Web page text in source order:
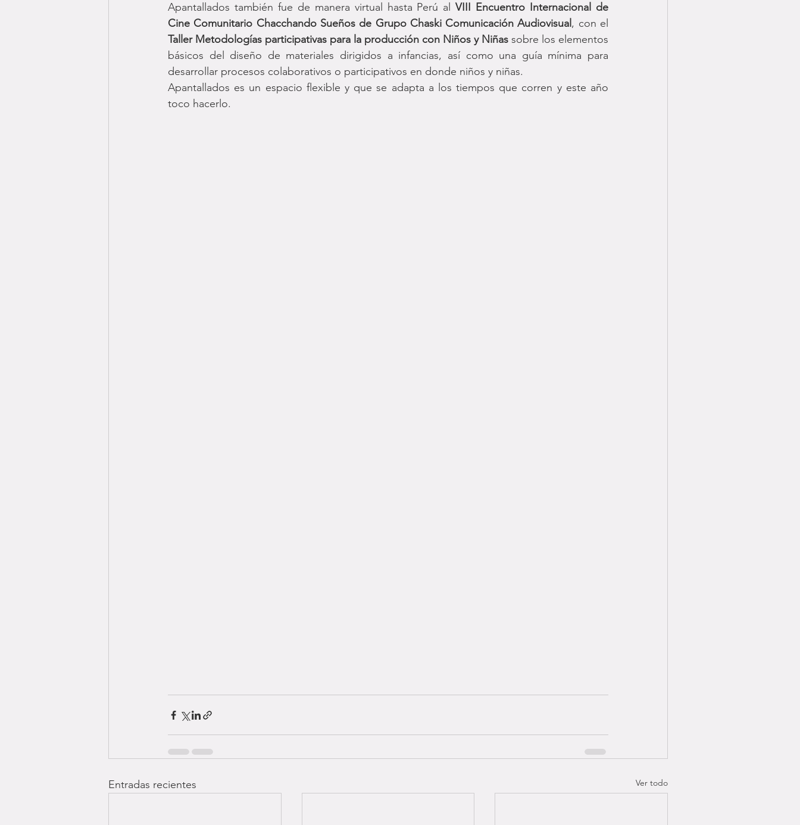
Apantallados también fue de manera virtual hasta Perú al VIII Encuentro Internacional de
Cine Comunitario Chacchando Sueños de Grupo Chaski Comunicación Audiovisual
Taller Metodologías participativas para la producción con Niños y Niñas sobre los elementos
básicos del diseño de materiales dirigidos a infancias, así como una guía mínima para
desarrollar procesos colaborativos o participativos en donde niños y niñas.
Apantallados es un espacio flexible y que se adapta a los tiempos que corren y este año
toco hacerlo.
Entradas recientes Ver todo